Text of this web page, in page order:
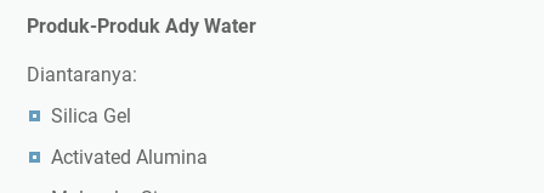
Produk-Produk Ady Water
Diantaranya:
Silica Gel
Activated Alumina